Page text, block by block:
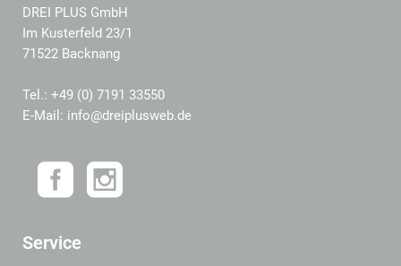
DREI PLUS GmbH
Im Kusterfeld 23/1
71522 Backnang
Tel.: +49 (0) 7191 33550
E-Mail: info@dreiplusweb.de
Service